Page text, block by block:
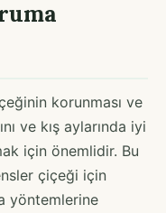
korunması ve
ve kış aylarında iyi
için önemlidir. Bu
çiçeği için
yöntemlerine